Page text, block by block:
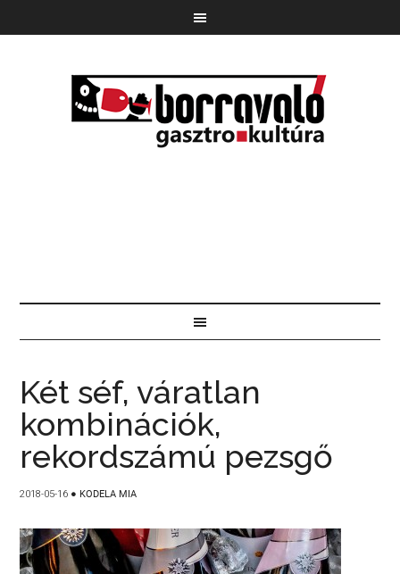
Két séf, váratlan
kombinációk,
rekordszámú pezsgő
2018-05-16 ● KODELA MIA